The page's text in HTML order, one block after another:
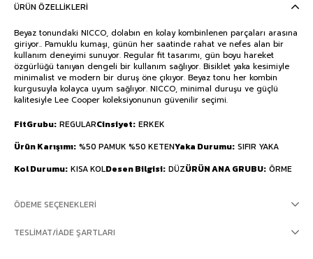
ÜRÜN ÖZELLIKLERI
Beyaz tonundaki NICCO, dolabın en kolay kombinlenen parçaları arasına
giriyor.. Pamuklu kumaşı, günün her saatinde rahat ve nefes alan bir
kullanım deneyimi sunuyor. Regular fit tasarımı, gün boyu hareket
özgürlüğü tanıyan dengeli bir kullanım sağlıyor. Bisiklet yaka kesimiyle
minimalist ve modern bir duruş öne çıkıyor. Beyaz tonu her kombin
kurgusuyla kolayca uyum sağlıyor. NICCO, minimal duruşu ve güçlü
kalitesiyle Lee Cooper koleksiyonunun güvenilir seçimi.
FitGrubu REGULARCinsiyet ERKEK
Ürün Karışımı %50 PAMUK %50 KETENYaka Durumu SIFIR YAKA
Kol Durumu KISA KOLDesen Bilgisi DÜZÜRÜN ANA GRUBU ÖRME
ÖDEME SEÇENEKLERI
TESLIMAT/İADE ŞARTLARI